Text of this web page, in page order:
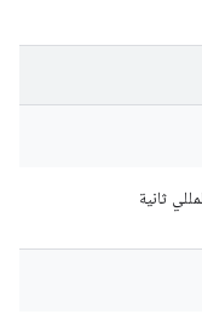
ثانية